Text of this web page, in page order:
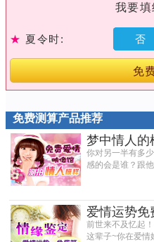
我要
★ 夏令时: 否
免
免费测算产品推荐
梦中情人的
你对另一半有多
感的会是谁？跟他
爱情运势免
前世来不及忆起
这辈子~你在爱情